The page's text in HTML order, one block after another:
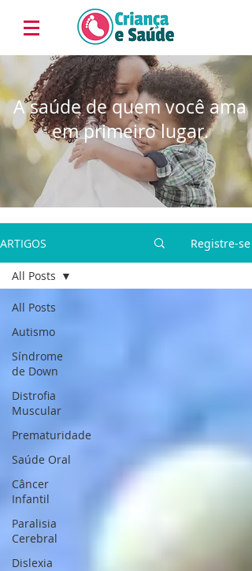
A saúde de quem você ama
em primeiro lugar.
ARTIGOS Registre-se
All Posts
Autismo
Síndrome
de Down
Distrofia
Muscular
Prematuridade
Saúde Oral
Câncer
Infantil
Paralisia
Cerebral
Dislexia
All Posts